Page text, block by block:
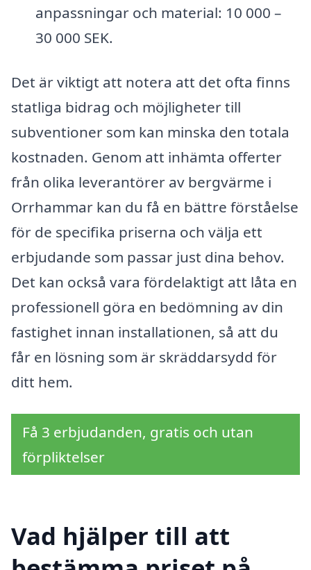
anpassningar och material: 10 000 –
30 000 SEK.
Det är viktigt att notera att det ofta finns
statliga bidrag och möjligheter till
subventioner som kan minska den totala
kostnaden. Genom att inhämta offerter
från olika leverantörer av bergvärme i
Orrhammar kan du få en bättre förståelse
för de specifika priserna och välja ett
erbjudande som passar just dina behov.
Det kan också vara fördelaktigt att låta en
professionell göra en bedömning av din
fastighet innan installationen, så att du
får en lösning som är skräddarsydd för
ditt hem.
Få 3 erbjudanden, gratis och utan
förpliktelser
Vad hjälper till att